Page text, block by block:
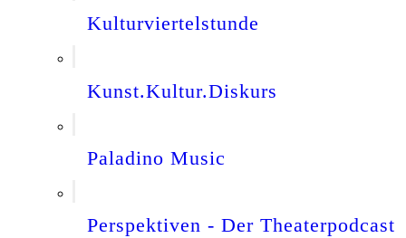
Kulturviertelstunde
Kunst.Kultur.Diskurs
Paladino Music
Perspektiven - Der Theaterpodcast